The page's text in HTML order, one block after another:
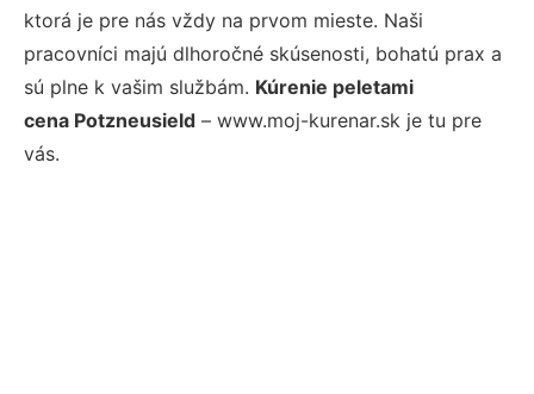
ktorá je pre nás vždy na prvom mieste. Naši
pracovníci majú dlhoročné skúsenosti, bohatú prax a
sú plne k vašim službám. Kúrenie peletami
cena Potzneusield – www.moj-kurenar.sk je tu pre
vás.